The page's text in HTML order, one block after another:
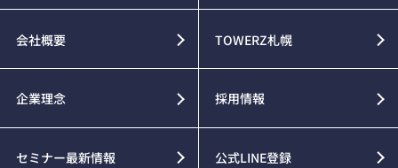
会社概要 TOWERZ札幌
企業理念 採用情報
セミナー最新情報 公式LINE登録